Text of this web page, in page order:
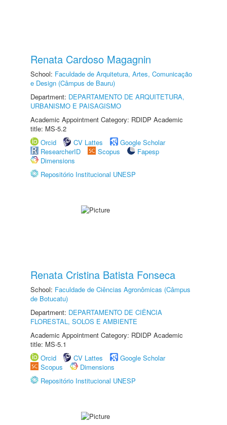
Renata Cardoso Magagnin
School: Faculdade de Arquitetura, Artes, Comunicação
e Design (Câmpus de Bauru)
Department: DEPARTAMENTO DE ARQUITETURA,
URBANISMO E PAISAGISMO
Academic Appointment Category: RDIDP Academic
title: MS-5.2
Orcid
CV Lattes
Google Scholar
ResearcherID
Scopus
Fapesp
Dimensions
Repositório Institucional UNESP
Renata Cristina Batista Fonseca
School: Faculdade de Ciências Agronômicas (Câmpus
de Botucatu)
Department: DEPARTAMENTO DE CIÊNCIA
FLORESTAL, SOLOS E AMBIENTE
Academic Appointment Category: RDIDP Academic
title: MS-5.1
Orcid
CV Lattes
Google Scholar
Scopus
Dimensions
Repositório Institucional UNESP